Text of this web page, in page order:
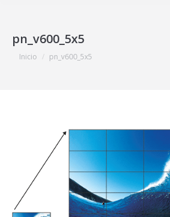
pn_v600_5x5
Estás aquí:
Inicio pn_v600_5x5